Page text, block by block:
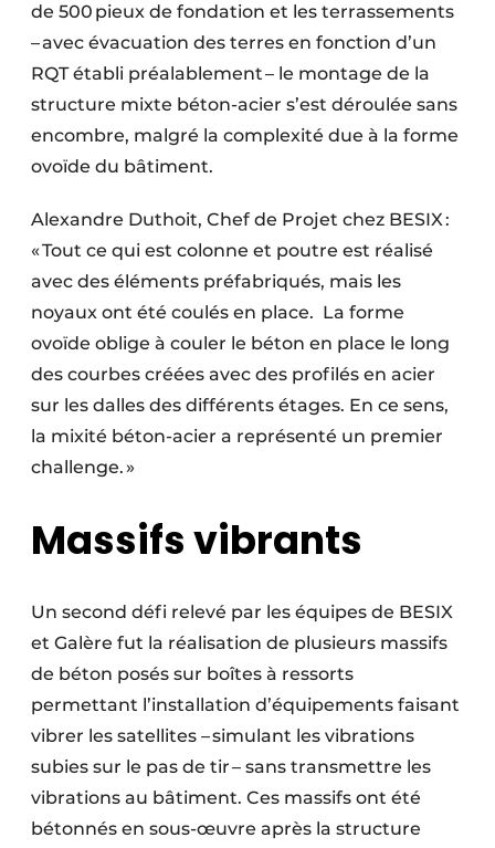
de 500 pieux de fondation et les terrassements
– avec évacuation des terres en fonction d’un
RQT établi préalablement – le montage de la
structure mixte béton-acier s’est déroulée sans
encombre, malgré la complexité due à la forme
ovoïde du bâtiment.
Alexandre Duthoit, Chef de Projet chez BESIX :
« Tout ce qui est colonne et poutre est réalisé
avec des éléments préfabriqués, mais les
noyaux ont été coulés en place. La forme
ovoïde oblige à couler le béton en place le long
des courbes créées avec des profilés en acier
sur les dalles des différents étages. En ce sens,
la mixité béton-acier a représenté un premier
challenge. »
Massifs vibrants
Un second défi relevé par les équipes de BESIX
et Galère fut la réalisation de plusieurs massifs
de béton posés sur boîtes à ressorts
permettant l’installation d’équipements faisant
vibrer les satellites – simulant les vibrations
subies sur le pas de tir – sans transmettre les
vibrations au bâtiment. Ces massifs ont été
bétonnés en sous-œuvre après la structure